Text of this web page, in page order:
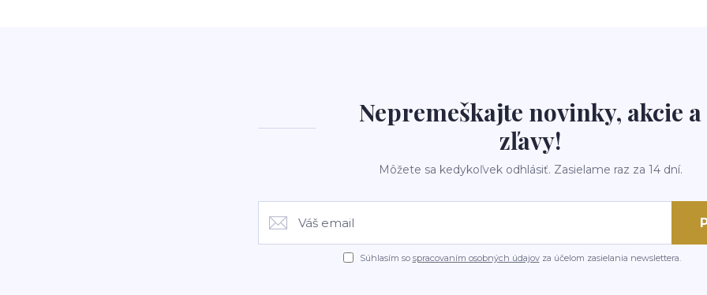
Nepremeškajte novinky, akcie a
zľavy!
Môžete sa kedykoľvek odhlásiť. Zasielame raz za 14 dní.
Súhlasím so spracovaním osobných údajovza účelom zasielania newslettera.